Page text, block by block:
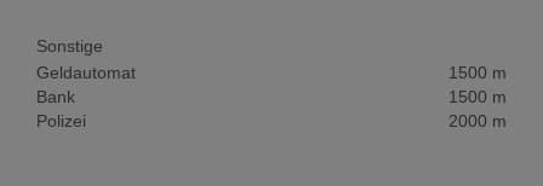
Sonstige
Geldautomat
1500 m
Bank
1500 m
Polizei
2000 m